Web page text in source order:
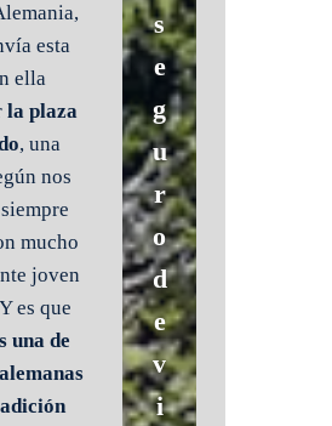
esta
ella
la plaza
, una
nos
mucho
joven
es que
una de
s
e
g
u
r
o
d
e
v
i